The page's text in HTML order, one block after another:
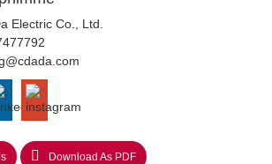
Electric Co., Ltd.
Download As PDF